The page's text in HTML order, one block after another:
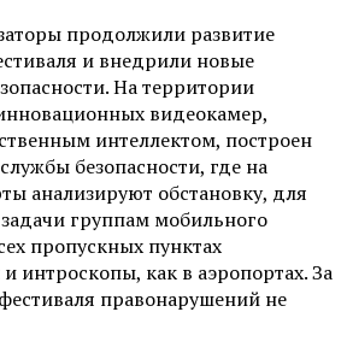
продолжили развитие
и внедрили новые
На территории
видеокамер,
интеллектом, построен
безопасности, где на
анализируют обстановку, для
группам мобильного
пропускных пунктах
интроскопы, как в аэропортах. За
правонарушений не